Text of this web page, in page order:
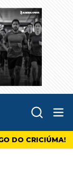
DO CRICIÚMA!